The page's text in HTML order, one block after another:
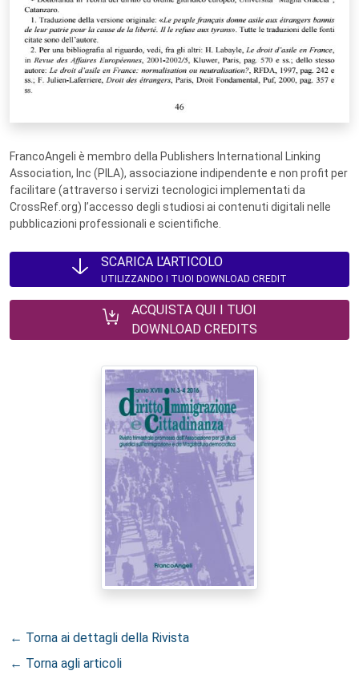
FrancoAngeli è membro della Publishers International Linking
Association, Inc (PILA), associazione indipendente e non profit per
facilitare (attraverso i servizi tecnologici implementati da
CrossRef.org) l’accesso degli studiosi ai contenuti digitali nelle
pubblicazioni professionali e scientifiche.
SCARICA L'ARTICOLO
UTILIZZANDO I TUOI DOWNLOAD CREDIT
ACQUISTA QUI I TUOI
DOWNLOAD CREDITS
← Torna ai dettagli della Rivista
← Torna agli articoli